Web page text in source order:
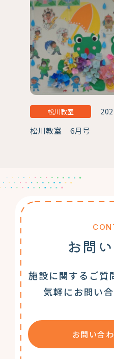
松川教室
松川教室 6月号
お問
施設に関するご質
気軽にお問い
お問い合